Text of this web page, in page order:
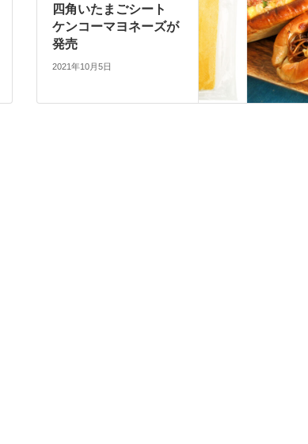
四角いたまごシート
ケンコーマヨネーズが
発売
2021年10月5日